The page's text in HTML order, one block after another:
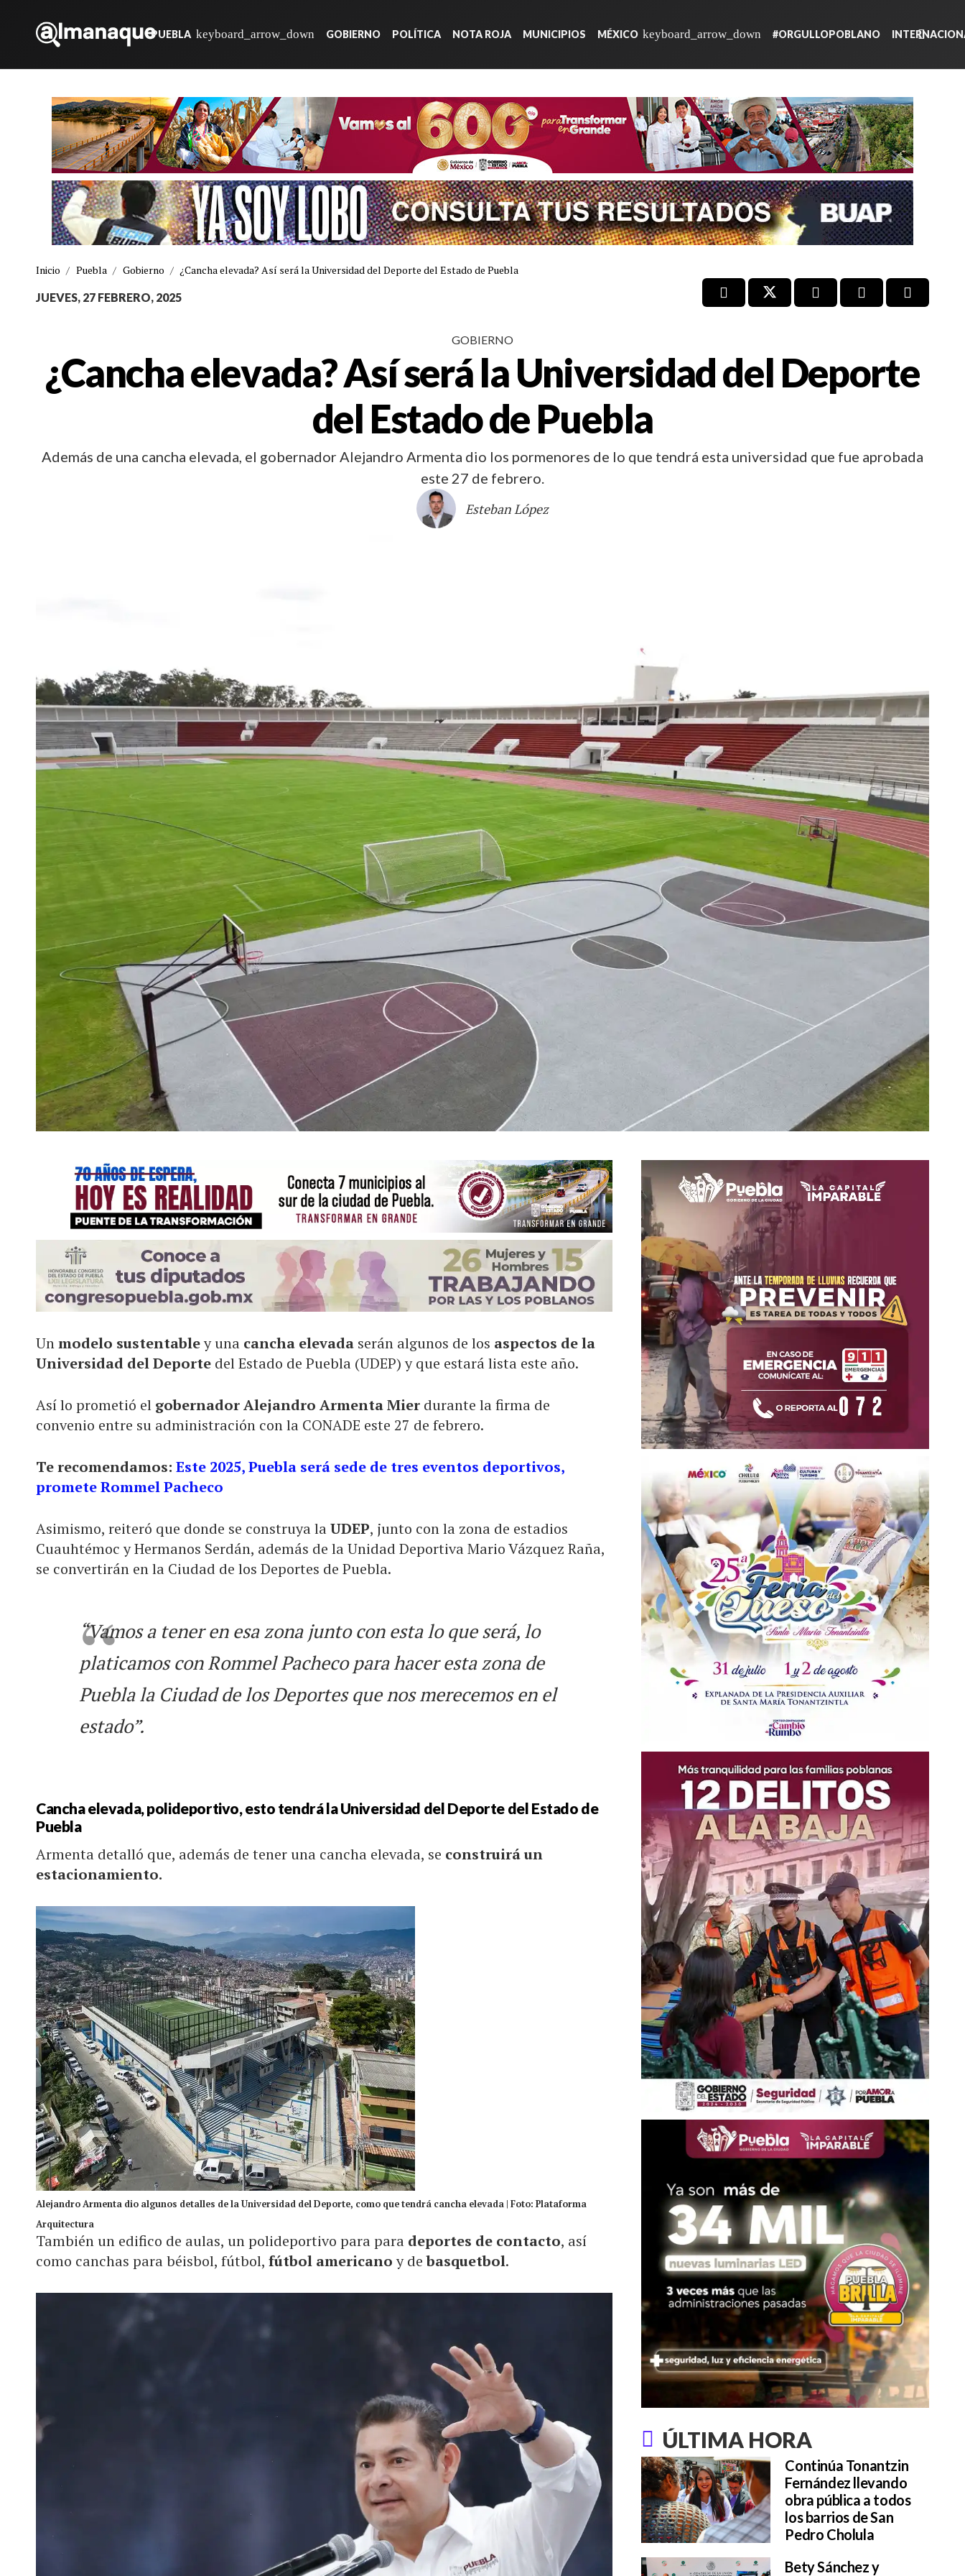
PUEBLA GOBIERNO POLÍTICA NOTA ROJA MUNICIPIOS MÉXICO #ORGULLOPOBLANO
Inicio / Puebla / Gobierno / ¿Cancha elevada? Así será la Universidad del Deporte del Estado de Puebla
JUEVES, 27 FEBRERO, 2025
GOBIERNO
¿Cancha elevada? Así será la Universidad del Deporte
del Estado de Puebla
Además de una cancha elevada, el gobernador Alejandro Armenta dio los pormenores de lo que tendrá esta universidad que fue aprobada
este 27 de febrero.
Esteban López
Unmodelo sustentabley una cancha elevada serán algunos de los aspectos de la
Universidad del Deporte del Estado de Puebla (UDEP) y que estará lista este año.
Así lo prometió el gobernador Alejandro Armenta Mier durante la firma de
convenio entre su administración con la CONADE este 27 de febrero.
Te recomendamos: Este 2025, Puebla será sede de tres eventos deportivos,
promete Rommel Pacheco
Asimismo, reiteró que donde se construya laUDEP, junto con la zona de estadios
Cuauhtémoc y Hermanos Serdán, además de la Unidad Deportiva Mario Vázquez Raña,
se convertirán en la Ciudad de los Deportes de Puebla.
“Vamos a tener en esa zona junto con esta lo que será, lo
platicamos con Rommel Pacheco para hacer esta zona de
Puebla la Ciudad de los Deportes que nos merecemos en el
estado”.
Cancha elevada, polideportivo, esto tendrá la Universidad del Deporte del Estado de
Puebla
Armenta detalló que, además de tener una cancha elevada, se construirá un
estacionamiento.
Alejandro Armenta dio algunos detalles de la Universidad del Deporte, como que tendrá cancha elevada | Foto: Plataforma
Arquitectura
También un edifico de aulas, un polideportivo para para deportes de contacto, así
como canchas para béisbol, fútbol, fútbol americanoy debasquetbol.
ÚLTIMA HORA
Continúa Tonantzin
Fernández llevando
obra pública a todos
los barrios de San
Pedro Cholula
Bety Sánchez y